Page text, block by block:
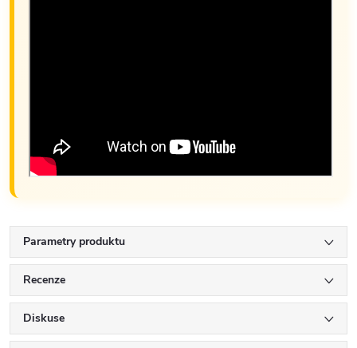
Parametry produktu
Recenze
Diskuse